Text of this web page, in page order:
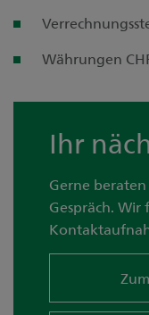
Währungen
Ihr
Gerne
Gespräch.